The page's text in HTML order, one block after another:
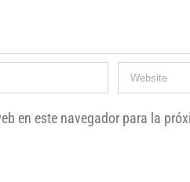
en este navegador para la